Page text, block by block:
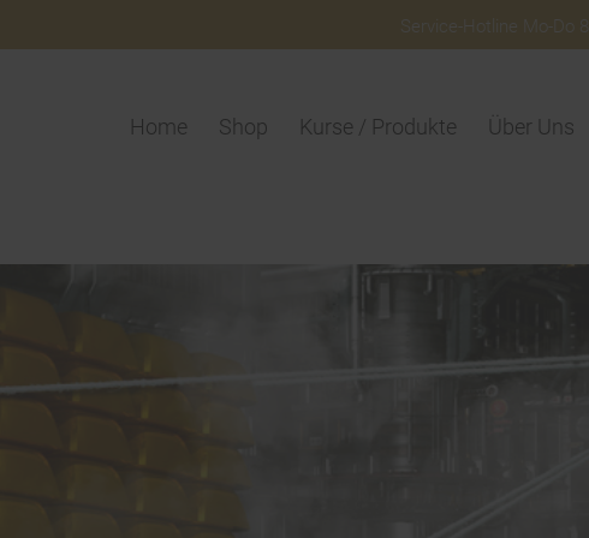
Service-Hotline Mo-Do
Home Shop Kurse / Produkte Über Uns